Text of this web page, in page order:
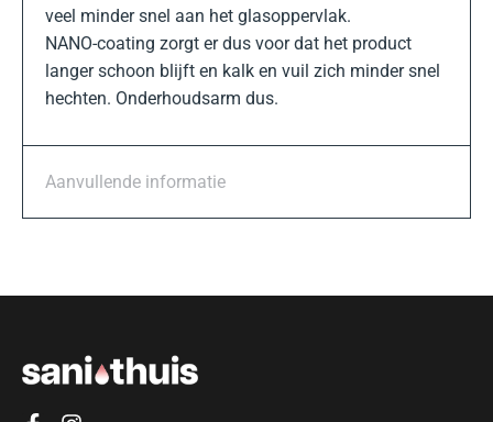
veel minder snel aan het glasoppervlak.
NANO-coating zorgt er dus voor dat het product
langer schoon blijft en kalk en vuil zich minder snel
hechten. Onderhoudsarm dus.
Aanvullende informatie